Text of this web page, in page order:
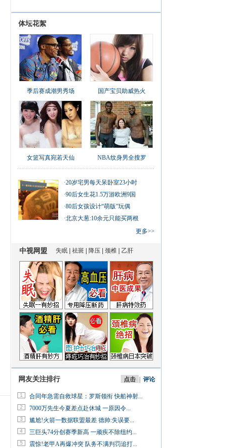
体坛花絮
季后赛成潮男秀场 国产宝贝助威热火
女篮写真宛若天仙 NBA纹身男全搜罗
·20岁宅男每天呆卧室23小时
·90后女生花1.5万游欧洲9国
·80后女孩设计“萌版”玩偶
·北京大葱:10余元只能买两根
更多>>
网友关注排行 点击 评论
1 合同年急需自救球星：罗斯领衔 快船神射...
2 7000万先生今夏差点赴休城 一原因令...
3 尴尬!火箭一数据联盟最差 德帅:失误要...
4 三巨头74分创赛季新高 一顽疾不除纽约...
5 震惊!老甲A再爆冲突 队务不满判罚追打...